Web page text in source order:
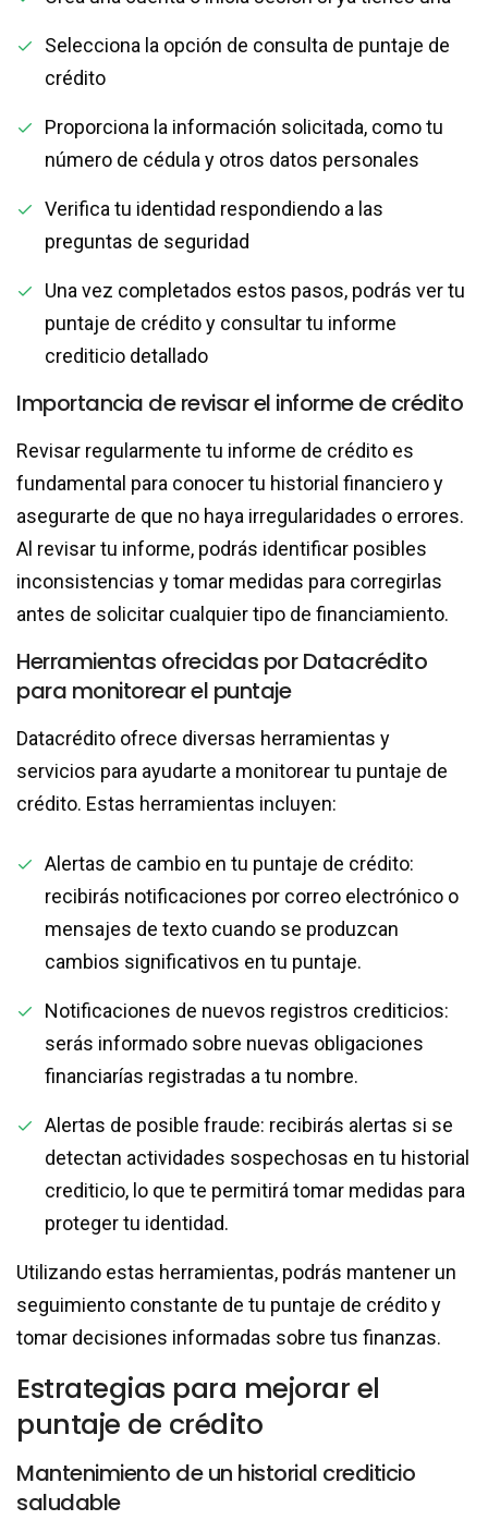
Selecciona la opción de consulta de puntaje de
crédito
Proporciona la información solicitada, como tu
número de cédula y otros datos personales
Verifica tu identidad respondiendo a las
preguntas de seguridad
Una vez completados estos pasos, podrás ver tu
puntaje de crédito y consultar tu informe
crediticio detallado
Importancia de revisar el informe de crédito
Revisar regularmente tu informe de crédito es
fundamental para conocer tu historial financiero y
asegurarte de que no haya irregularidades o errores.
Al revisar tu informe, podrás identificar posibles
inconsistencias y tomar medidas para corregirlas
antes de solicitar cualquier tipo de financiamiento.
Herramientas ofrecidas por Datacrédito
para monitorear el puntaje
Datacrédito ofrece diversas herramientas y
servicios para ayudarte a monitorear tu puntaje de
crédito. Estas herramientas incluyen:
Alertas de cambio en tu puntaje de crédito:
recibirás notificaciones por correo electrónico o
mensajes de texto cuando se produzcan
cambios significativos en tu puntaje.
Notificaciones de nuevos registros crediticios:
serás informado sobre nuevas obligaciones
financiarías registradas a tu nombre.
Alertas de posible fraude: recibirás alertas si se
detectan actividades sospechosas en tu historial
crediticio, lo que te permitirá tomar medidas para
proteger tu identidad.
Utilizando estas herramientas, podrás mantener un
seguimiento constante de tu puntaje de crédito y
tomar decisiones informadas sobre tus finanzas.
Estrategias para mejorar el
puntaje de crédito
Mantenimiento de un historial crediticio
saludable